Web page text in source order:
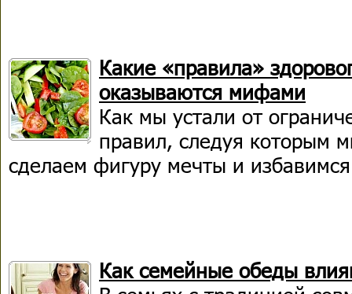
Какие «правила»
оказываются мифами
Как мы устали от
правил, следуя которым
сделаем фигуру мечты и
Как семейные обеды